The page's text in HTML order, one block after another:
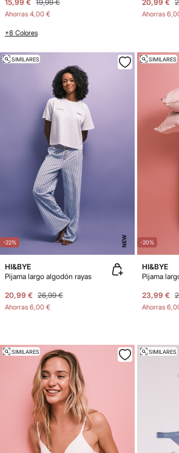
15,99 € 19,99 €
Ahorras 4,00 €
+8 Colores
20,99 €
Ahorras
-22% NEW
SIMILARES
HI&BYE
Pijama largo algodón rayas
20,99 € 26,99 €
Ahorras 6,00 €
-20%
SIMILARES
HI&BYE
23,99 €
Ahorras
SIMILARES SIMILARES